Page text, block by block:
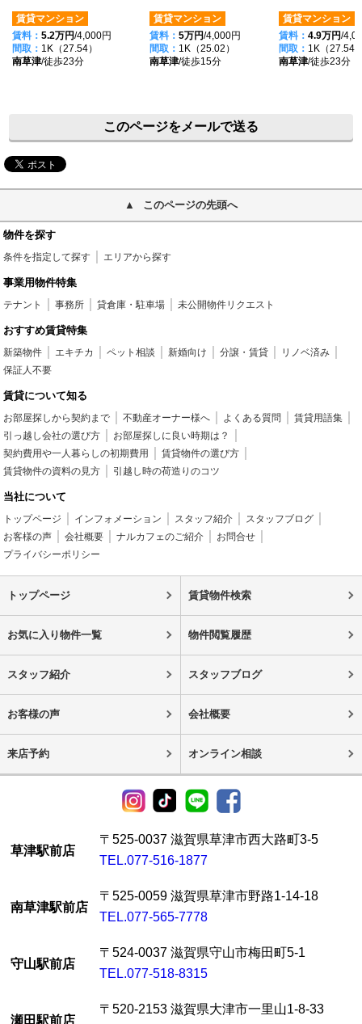
賃貸マンション
賃料： 5.2万円/4,000円
間取： 1K（27.54）
南草津/徒歩23分
賃貸マンション
賃料： 5万円/4,000円
間取： 1K（25.02）
南草津/徒歩15分
賃貸マンション
賃料： 4.9万円/
間取： 1K（27.54
南草津/徒歩23分
このページをメールで送る
このページの先頭へ
物件を探す
条件を指定して探す エリアから探す
事業用物件特集
テナント 事務所 貸倉庫・駐車場 未公開物件リクエスト
おすすめ賃貸特集
新築物件 エキチカ ペット相談 新婚向け 分譲・賃貸
リノベ済み
保証人不要
賃貸について知る
お部屋探しから契約まで 不動産オーナー様へ よくある質問
賃貸用語集
引っ越し会社の選び方
お部屋探しに良い時期は？
契約費用や一人暮らしの初期費用
賃貸物件の選び方
賃貸物件の資料の見方
引越し時の荷造りのコツ
当社について
トップページ インフォメーション スタッフ紹介
スタッフブログ
お客様の声
会社概要 ナルカフェのご紹介
お問合せ
プライバシーポリシー
トップページ 賃貸物件検索
お気に入り物件一覧 物件閲覧履歴
スタッフ紹介 スタッフブログ
お客様の声 会社概要
来店予約 オンライン相談
草津駅前店
〒525-0037 滋賀県草津市西大路町3-5
TEL.077-516-1877
南草津駅前店
〒525-0059 滋賀県草津市野路1-14-18
TEL.077-565-7778
守山駅前店
〒524-0037 滋賀県守山市梅田町5-1
TEL.077-518-8315
瀬田駅前店
〒520-2153 滋賀県大津市一里山1-8-33